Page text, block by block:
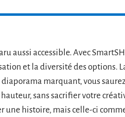
aussi accessible. Avec
et la diversité des options.
marquant, vous
sans sacrifier votre
une histoire, mais celle-ci